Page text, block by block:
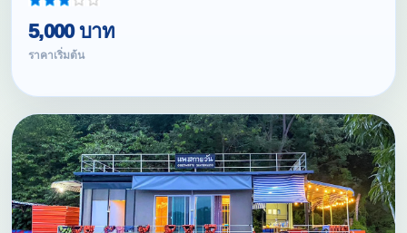
5,000 บาท
ราคาเริ่มต้น